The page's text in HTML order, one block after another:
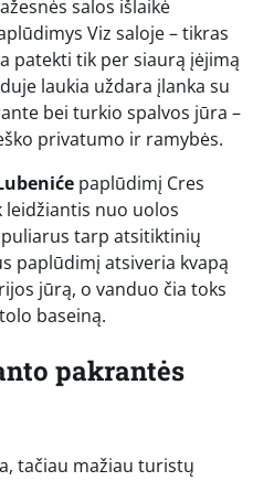
salos išlaikė
Viz saloje – tikras
patekti tik per siaurą įėjimą
laukia uždara įlanka su
bei turkio spalvos jūra –
privatumo ir ramybės.
paplūdimį Cres
leidžiantis nuo uolos
tarp atsitiktinių
paplūdimį atsiveria kvapą
jūrą, o vanduo čia toks
baseiną.
pakrantės
tačiau mažiau turistų